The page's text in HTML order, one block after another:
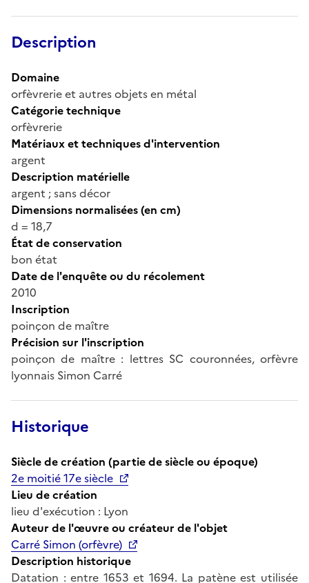
Description
Domaine
orfèvrerie et autres objets en métal
Catégorie technique
orfèvrerie
Matériaux et techniques d'intervention
argent
Description matérielle
argent ; sans décor
Dimensions normalisées (en cm)
d = 18,7
État de conservation
bon état
Date de l'enquête ou du récolement
2010
Inscription
poinçon de maître
Précision sur l'inscription
poinçon de maître : lettres SC couronnées, orfèvre
lyonnais Simon Carré
Historique
Siècle de création (partie de siècle ou époque)
2e moitié 17e siècle
Lieu de création
lieu d'exécution : Lyon
Auteur de l'œuvre ou créateur de l'objet
Carré Simon (orfèvre)
Description historique
Datation : entre 1653 et 1694. La patène est utilisée